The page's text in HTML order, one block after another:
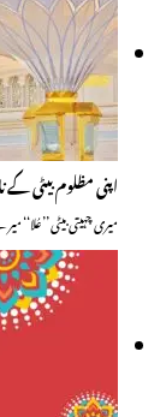
اپنی مظلوم بیٹی
میری چہیتی بیٹی